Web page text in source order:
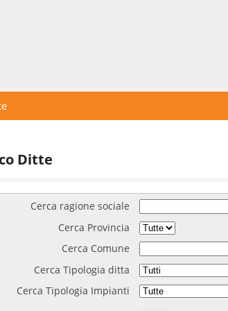
Ditte
Cerca ragione sociale
Cerca Provincia
Cerca Comune
Cerca Tipologia ditta
Cerca Tipologia Impianti